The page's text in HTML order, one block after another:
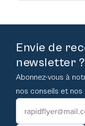
Envie de
newsletter ?
Abonnez-vous à
nos conseils et